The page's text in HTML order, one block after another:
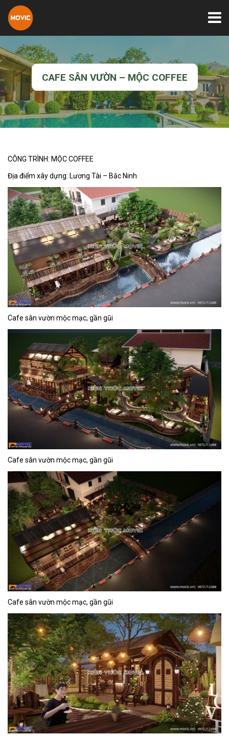
CAFE SÂN VƯỜN – MỘC COFFEE
CÔNG TRÌNH: MỘC COFFEE
Địa điểm xây dựng: Lương Tài – Bắc Ninh
Cafe sân vườn mộc mạc, gần gũi
Cafe sân vườn mộc mạc, gần gũi
Cafe sân vườn mộc mạc, gần gũi